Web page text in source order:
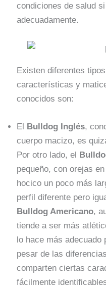
condiciones de salud
adecuadamente.
Existen diferentes
características y
conocidos son:
El Bulldog Inglés,
cuerpo macizo, es
Por otro lado, el
pequeño, con orejas
hocico un poco más
perfil diferente pero
Bulldog Americano,
tiende a ser más
lo hace más adecuado
pesar de las
comparten ciertas
fácilmente